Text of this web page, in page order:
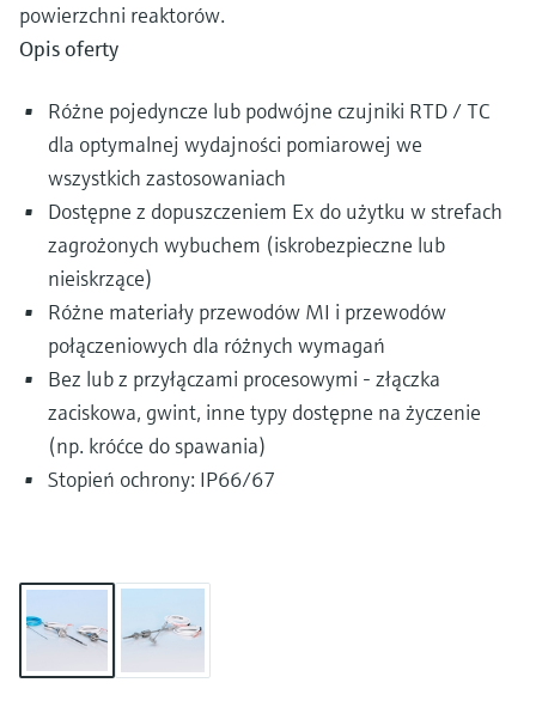
powierzchni reaktorów.
Opis oferty
Różne pojedyncze lub podwójne czujniki RTD / TC
dla optymalnej wydajności pomiarowej we
wszystkich zastosowaniach
Dostępne z dopuszczeniem Ex do użytku w strefach
zagrożonych wybuchem (iskrobezpieczne lub
nieiskrzące)
Różne materiały przewodów MI i przewodów
połączeniowych dla różnych wymagań
Bez lub z przyłączami procesowymi - złączka
zaciskowa, gwint, inne typy dostępne na życzenie
(np. króćce do spawania)
Stopień ochrony: IP66/67